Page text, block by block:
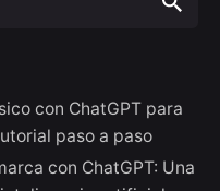
con ChatGPT para
paso a paso
con ChatGPT: Una